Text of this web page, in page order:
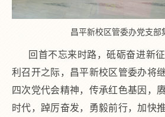
昌平新校区管委办党支部
回首不忘来时路，砥砺奋进新
利召开之际，昌平新校区管委办将
四次党代会精神，传承红色基因，
时代，踔厉奋发，勇毅前行，加快